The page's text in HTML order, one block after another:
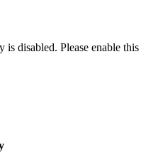
disabled. Please enable this